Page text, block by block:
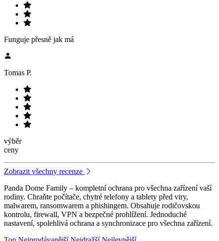
Funguje přesně jak má
Tomas P.
výběr
ceny
Zobrazit všechny recenze
Panda Dome Family – kompletní ochrana pro všechna zařízení vaší
rodiny. Chraňte počítače, chytré telefony a tablety před viry,
malwarem, ransomwarem a phishingem. Obsahuje rodičovskou
kontrolu, firewall, VPN a bezpečné prohlížení. Jednoduché
nastavení, spolehlivá ochrana a synchronizace pro všechna zařízení.